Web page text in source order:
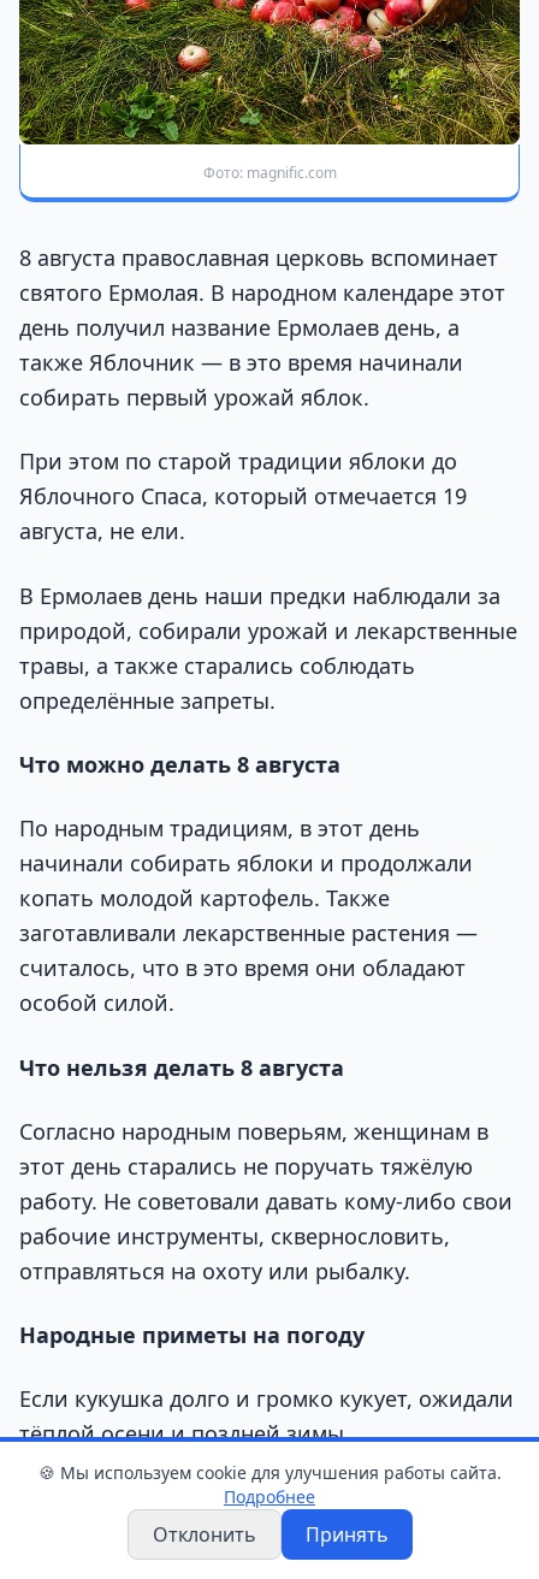
Фото: magnific.com
8 августа православная церковь вспоминает
святого Ермолая. В народном календаре этот
день получил название Ермолаев день, а
также Яблочник — в это время начинали
собирать первый урожай яблок.
При этом по старой традиции яблоки до
Яблочного Спаса, который отмечается 19
августа, не ели.
В Ермолаев день наши предки наблюдали за
природой, собирали урожай и лекарственные
травы, а также старались соблюдать
определённые запреты.
Что можно делать 8 августа
По народным традициям, в этот день
начинали собирать яблоки и продолжали
копать молодой картофель. Также
заготавливали лекарственные растения —
считалось, что в это время они обладают
особой силой.
Что нельзя делать 8 августа
Согласно народным поверьям, женщинам в
этот день старались не поручать тяжёлую
работу. Не советовали давать кому-либо свои
рабочие инструменты, сквернословить,
отправляться на охоту или рыбалку.
Народные приметы на погоду
Если кукушка долго и громко кукует, ожидали
тёплой осени и поздней зимы.
Пожелтевшие листья на берёзе считались
предвестником ухудшения погоды.
🍪 Мы используем cookie для улучшения работы сайта.
Подробнее
Отклонить Принять